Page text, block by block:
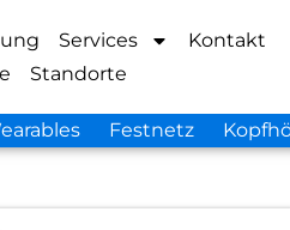
Services
Kontakt
Standorte
Festnetz